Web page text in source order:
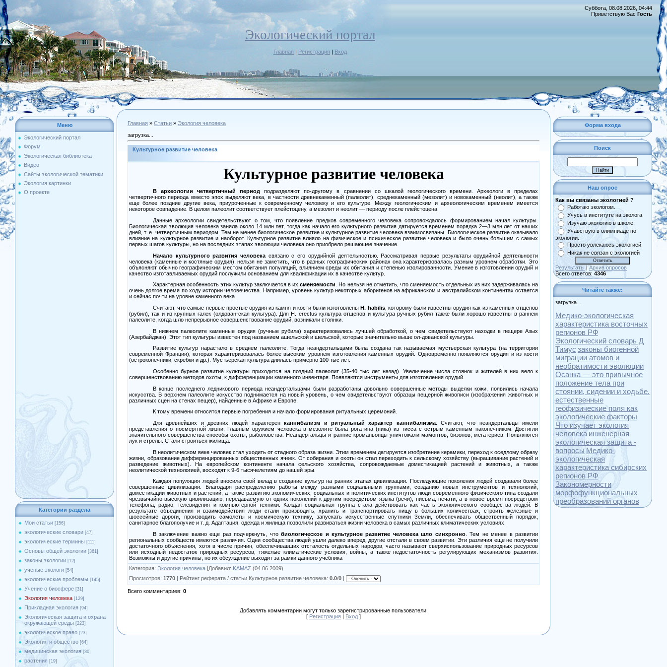
Экологический портал
Главная | Регистрация | Вход
Суббота, 08.08.2026, 04:44
Приветствую Вас Гость
Меню
Экологический портал
Форум
Экологическая библиотека
Видео
Сайты экологической тематики
Экология картинки
О проекте
Категории раздела
Мои статьи [156]
экологические словари [47]
экологические термины [111]
Основы общей экологии [361]
законы экологии [12]
ученые экологи [54]
экологические проблемы [145]
Учение о биосфере [31]
Экология человека [129]
Прикладная экология [94]
Экологическая защита и охрана
окружающей среды [223]
экологическое право [23]
Экология и общество [64]
медицинская экология [30]
растения [19]
Главная » Статьи » Экология человека
загрузка...
Культурное развитие человека
Культурное развитие человека
В археологии четвертичный период
подразделяют по-другому в сравнении со шкалой геологического времени. Археологи в пределах
четвертичного периода вместо эпох выделяют века, в частности древнекаменный (палеолит), среднекаменный (мезолит) и новокаменный (неолит), а также
еще более поздние другие века, приуроченные к современному человеку и его культуре. Между геологическим и археологическим временем имеется
некоторое совпадение. В целом палеолит соответствует плейстоцену, а мезолит и неолит — периоду после плейстоцена.
Данные археологии свидетельствуют о том, что появление предков современного человека сопровождалось формированием начал культуры.
Биологическая эволюция человека заняла около 14млн лет, тогда как начало его культурного развития датируется временем порядка 2—3млн лет от наших
дней, т. е. четвертичным периодом. Тем не менее биологическое развитие и культурное развитие человека взаимосвязаны. Биологическое развитие оказывало
влияние на культурное развитие и наоборот. Культурное развитие влияло на физическое и психическое развитие человека и было очень большим с самых
первых шагов культуры, но на последних этапах эволюции человека оно приобрело решающее значение.
Начало культурного развития человека связано с его орудийной деятельностью. Рассматривая первые результаты орудийной деятельности
человека (каменные и костяные орудия), нельзя не заметить, что в разных географических районах она характеризовалась разным уровнем обработки. Это
объясняют обычно географическим местом обитания популяций, влиянием среды их обитания и степенью изолированности. Умение в изготовлении орудий и
качество изготавливаемых орудий послужили основанием для квалификации их в качестве культур.
Характерная особенность этих культур заключается в ихсменяемости
. Но нельзя не отметить, что сменяемость отдельных из них задерживалась на
очень долгое время по ходу истории человечества. Например, уровень культур некоторых аборигенов на африканском и австралийском континентах остается
и сейчас почти на уровне каменного века.
Считают, что самые первые простые орудия из камня и кости были изготовленыН. habilis, которому были известны орудия как из каменных отщепов
(рубил), так и из крупных галек (олдован-ская культура). Для Н. erectus культура отщепов и культура ручных рубил также были хорошо известны в раннем
палеолите, когда шло непрерывное совершенствование орудий, возникали стоянки.
В нижнем палеолите каменные орудия (ручные рубила) характеризовались лучшей обработкой, о чем свидетельствуют находки в пещере Азых
(Азербайджан). Этот тип культуры известен под названием ашельской и шельской, которые значительно выше ол-дованской культуры.
Развитие культур нарастало в среднем палеолите. Тогда неандертальцами была создана так называемая мустьерская культура (на территории
современной Франции), которая характеризовалась более высоким уровнем изготовления каменных орудий. Одновременно появляются орудия и из кости
(остроконечники, скребки и др.). Мустьерская культура длилась примерно 100 тыс лет.
Особенно бурное развитие культуры приходится на поздний палеолит(35-40тыс лет назад). Увеличение числа стоянок и жителей в них вело к
совершенствованию методов охоты, к дифференциации каменного инвентаря. Появляются инструменты для изготовления орудий.
В конце последнего ледникового периода неандертальцами были разработаны довольно совершенные методы выделки кожи, появились начала
искусства. В верхнем палеолите искусство поднимается на новый уровень, о чем свидетельствуют образцы пещерной живописи (изображения животных и
различных сцен на стенах пещер), найденные в Африке и Европе.
К тому времени относятся первые погребения и начало формирования ритуальных церемоний.
Для древнейших и древних людей характеренканнибализм и ритуальный характер каннибализма. Считают, что неандертальцы имели
представления о посмертной жизни. Главным оружием человека в мезолите была рогатина (пика) из тисса с острым каменным наконечником. Достигли
значительного совершенства способы охоты, рыболовства. Неандертальцы и ранние кроманьонцы уничтожали мамонтов, бизонов, мегатериев. Появляются
лук и стрелы. Стали строиться жилища.
В неолитическом веке человек стал уходить от стадного образа жизни. Этим временем датируется изобретение керамики, переход к оседлому образу
жизни, образование дифференцированных общественных ячеек. От собирания и охоты он стал переходить к сельскому хозяйству (выращивание растений и
разведение животных). На европейском континенте начала сельского хозяйства, сопровождаемые доместикацией растений и животных, а также
неолитической технологией, восходят к 9-6 тысячелетиям до нашей эры.
Каждая популяция людей вносила свой вклад в создание культур на ранних этапах цивилизации. Последующие поколения людей создавали более
совершенные цивилизации. Благодаря распределению работы между разными социальными группами, созданию новых инструментов и технологий,
доместикации животных и растений, а также развитию экономических, социальных и политических институтов люди современного физического типа создали
чрезвычайно высокую цивилизацию, передаваемую от одних поколений к другим посредством языка (речи), письма, печати, а в новое время посредством
телефона, радио, телевидения и компьютерной техники. Каждая социальная группа стала действовать как часть экологического сообщества людей. В
результате объединения и взаимодействия люди стали производить, хранить и транспортировать пищу в больших количествах, строить железные и
шоссейные дороги, производить самолеты и космическую технику, запускать искусственные спутники Земли, обеспечивать общественный порядок,
санитарное благополучие и т. д. Адаптация, одежда и жилища позволили развиваться жизни человека в самых различных климатических условиях.
В заключение важно еще раз подчеркнуть, чтобиологическое и культурное развитие человека шло синхронно. Тем не менее в развитии
региональных сообществ имеются различия. Одни сообщества людей ушли далеко вперед, другие отстали в своем развитии. Эти различия еще не получили
достаточного объяснения, хотя в числе причин, обеспечивавших отсталость отдельных народов, часто называют сверхиспользование природных ресурсов
или исходный недостаток природных ресурсов, тяжелые климатические условия, войны, а также недостаточность регулирующих механизмов развития.
Возможны и другие причины, но их обсуждение выходит за рамки данного учебника
Категория: Экология человека |Добавил: KAMAZ (04.06.2009)
Просмотров: 1770 | Рейтинг реферата / статьи Культурное развитие человека: 0.0/0 |
Всего комментариев: 0
Добавлять комментарии могут только зарегистрированные пользователи.
[ Регистрация | Вход ]
Форма входа
Поиск
Наш опрос
Как вы связаны экологией ?
Работаю экологом.
Учусь в институте на эколога.
Изучаю экологию в школе.
Учавствую в олимпиаде по
экологии.
Просто увлекаюсь экологией.
Никак не связан с экологией
Результаты | Архив опросов
Всего ответов: 4346
Читайте также:
загрузка...
Медико-экологическая
характеристика восточных
регионов РФ
Экологический словарь Д
Тимус законы биогенной
миграции атомов и
необратимости эволюции
Осанка — это привычное
положение тела при
стоянии, сидении и ходьбе.
естественные
геофизические поля как
экологические факторы
Что изучает экология
человека инженерная
экологическая защита -
вопросы Медико-
экологическая
характеристика сибирских
регионов РФ
Закономерности
морфофункциональных
преобразований органов